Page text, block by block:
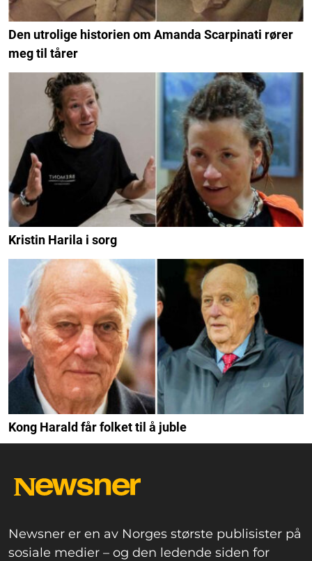
Den utrolige historien om Amanda Scarpinati rører
meg til tårer
Kristin Harila i sorg
Kong Harald får folket til å juble
Newsner er en av Norges største publisister på
sosiale medier – og den ledende siden for